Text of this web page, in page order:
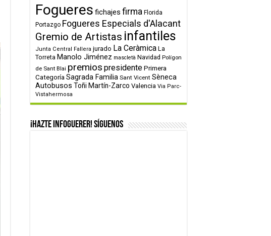
Fogueres fichajes firma Florida
Portazgo Fogueres Especials d'Alacant
Gremio de Artistas infantiles
Junta Central Fallera jurado La Ceràmica La
Torreta Manolo Jiménez mascletà Navidad Polígon
de Sant Blai premios presidentePrimera
Categoría Sagrada Familia Sant Vicent Sèneca
Autobusos Toñi Martín-Zarco Valencia Via Parc-
Vistahermosa
¡Hazte infoguerer! Síguenos